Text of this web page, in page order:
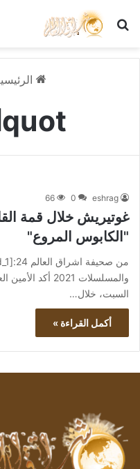
بحث عن
quotالكابوس
eshrag
0
66
غوتيريش خلال قمة
"الكابوس المروع"
والمسلسلات 2021
السبت، خلال…
أكمل القراءة »